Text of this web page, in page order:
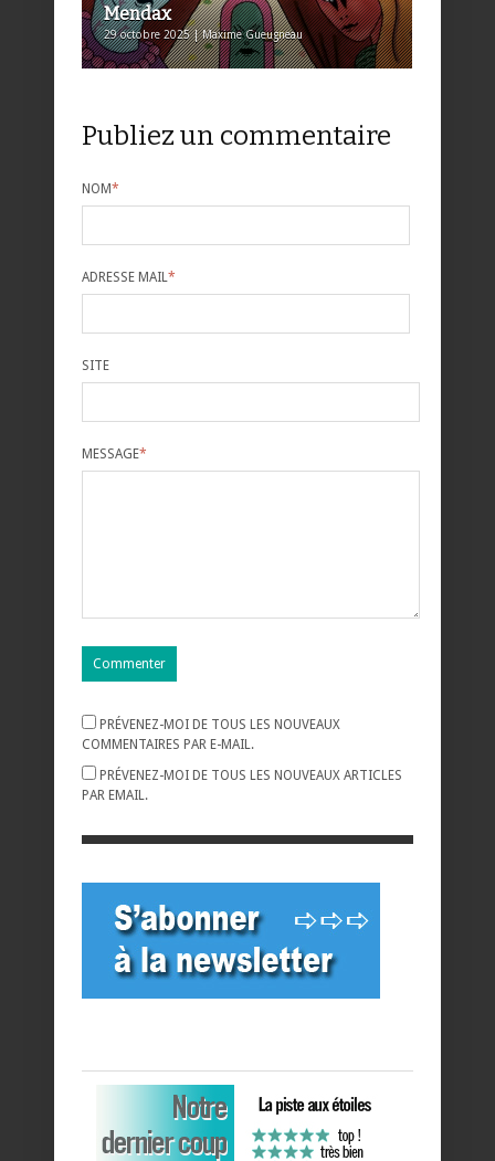
Mendax
29 octobre 2025 | Maxime Gueugneau
Publiez un commentaire
NOM*
ADRESSE MAIL *
SITE
MESSAGE*
PRÉVENEZ-MOI DE TOUS LES NOUVEAUX
COMMENTAIRES PAR E-MAIL.
PRÉVENEZ-MOI DE TOUS LES NOUVEAUX ARTICLES
PAR EMAIL.